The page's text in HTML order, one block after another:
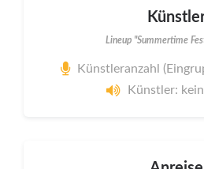
Lineup "Summertime
Künstleranzahl
Künstler: